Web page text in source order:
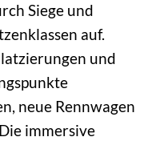
Siege und
auf.
und
neue Rennwagen
immersive